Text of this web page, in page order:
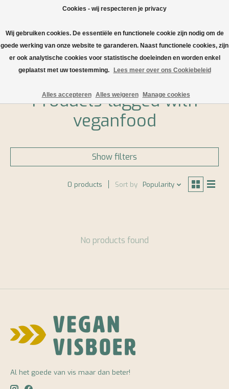
Wishlist
Home / Tags / veganfood
Products tagged with
veganfood
Show filters
0 products Sort by Popularity
No products found
Al het goede van vis maar dan beter!
Cookies - wij respecteren je privacy
Wij gebruiken cookies. De essentiële en functionele cookie zijn nodig om de
goede werking van onze website te garanderen. Naast functionele cookies, zijn
er ook analytische cookies voor statistische doeleinden en worden enkel
geplaatst met uw toestemming.
Lees meer over ons Cookiebeleid
Alles accepteren Alles weigeren Manage cookies